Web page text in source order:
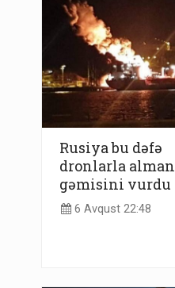
Rusiya bu dəfə
dronlarla alman
gəmisini vurdu
6 Avqust 22:48